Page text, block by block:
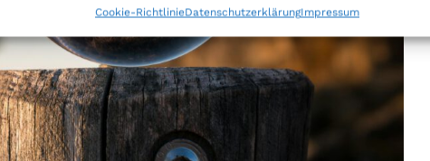
Cookie-RichtlinieDatenschutzerklärungImpressum